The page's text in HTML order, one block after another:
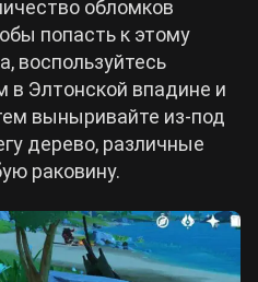
обломков
попасть к этому
воспользуйтесь
Элтонской впадине и
выныривайте из-под
дерево, различные
раковину.